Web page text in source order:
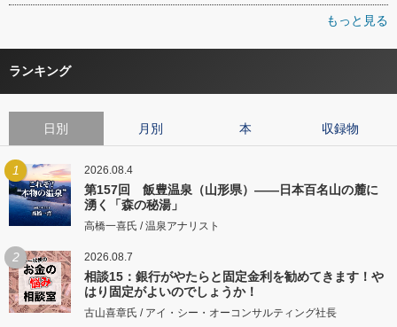
もっと見る
ランキング
日別 月別 本 収録物
1 2026.08.4
第157回 飯豊温泉（山形県）――日本百名山の麓に
湧く「森の秘湯」
高橋一喜氏 / 温泉アナリスト
2 2026.08.7
相談15：銀行がやたらと固定金利を勧めてきます！や
はり固定がよいのでしょうか！
古山喜章氏 / アイ・シー・オーコンサルティング社長